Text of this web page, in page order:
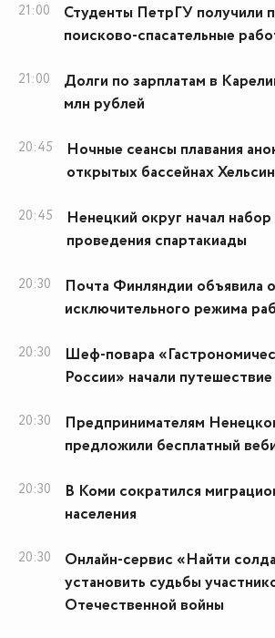
21:00
Студенты ПетрГУ получили
поисково-спасательные
21:00
Долги по зарплатам в
млн рублей
20:45
Ночные сеансы плавания
открытых бассейнах
20:45
Ненецкий округ начал
проведения спартакиады
20:30
Почта Финляндии объявила
исключительного режима
20:30
Шеф-повара
России» начали
20:30
Предпринимателям
предложили бесплатный
20:30
В Коми сократился
населения
20:30
Онлайн-сервис «Найти
установить судьбы
Отечественной войны